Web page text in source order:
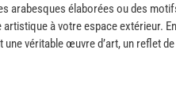
arabesques élaborées ou des
à votre espace extérieur. En
véritable œuvre d’art, un reflet de